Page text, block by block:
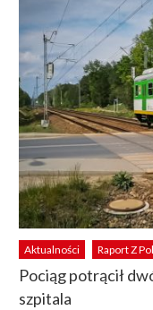
Aktualności Raport Z
Pociąg potrącił
szpitala